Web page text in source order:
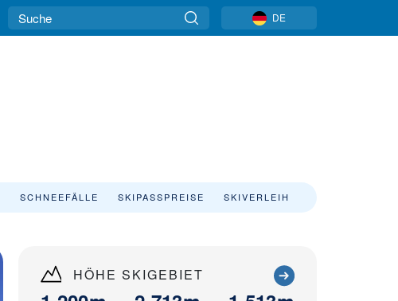
DE
SCHNEEFÄLLE SKIPASSPREISE SKIVERLEIH
HÖHE SKIGEBIET